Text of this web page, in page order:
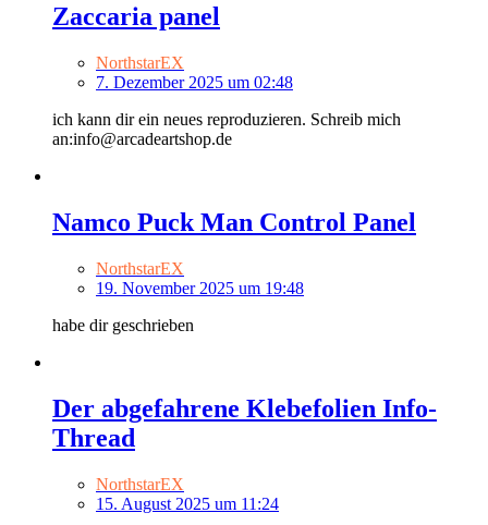
Zaccaria panel
NorthstarEX
7. Dezember 2025 um 02:48
ich kann dir ein neues reproduzieren. Schreib mich
an:info@arcadeartshop.de
Namco Puck Man Control Panel
NorthstarEX
19. November 2025 um 19:48
habe dir geschrieben
Der abgefahrene Klebefolien Info-
Thread
NorthstarEX
15. August 2025 um 11:24